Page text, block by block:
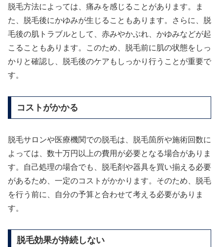
脱毛方法によっては、痛みを感じることがあります。ま
た、脱毛後にかゆみが生じることもあります。さらに、脱
毛後の肌トラブルとして、赤みやかぶれ、かゆみなどが起
こることもあります。このため、脱毛前に肌の状態をしっ
かりと確認し、脱毛後のケアもしっかり行うことが重要で
す。
コストがかかる
脱毛サロンや医療機関での脱毛は、脱毛箇所や施術回数に
よっては、数十万円以上の費用が必要となる場合がありま
す。自己処理の場合でも、脱毛剤や器具を買い揃える必要
があるため、一定のコストがかかります。そのため、脱毛
を行う前に、自分の予算と合わせて考える必要がありま
す。
脱毛効果が持続しない